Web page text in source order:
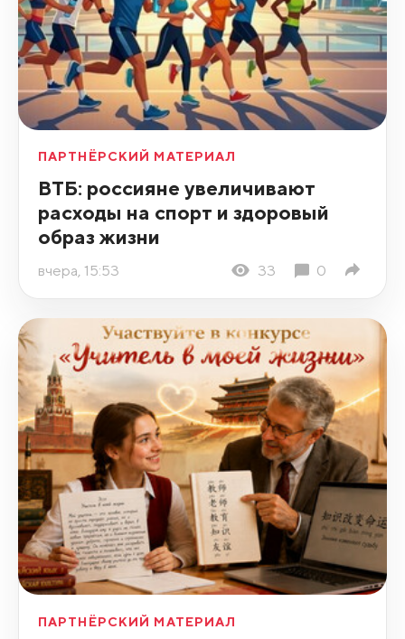
ПАРТНЁРСКИЙ МАТЕРИАЛ
ВТБ: россияне увеличивают
расходы на спорт и здоровый
образ жизни
вчера, 15:53 33 0
ПАРТНЁРСКИЙ МАТЕРИАЛ